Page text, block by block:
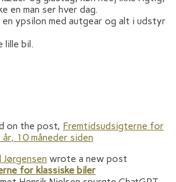
en man ser hver dag.
en ypsilon med autgear og alt i udstyr
lille bil.
on the post, Fremtidsudsigterne for
år, 10 måneder siden
Jørgensen wrote a new post
for klassiske biler